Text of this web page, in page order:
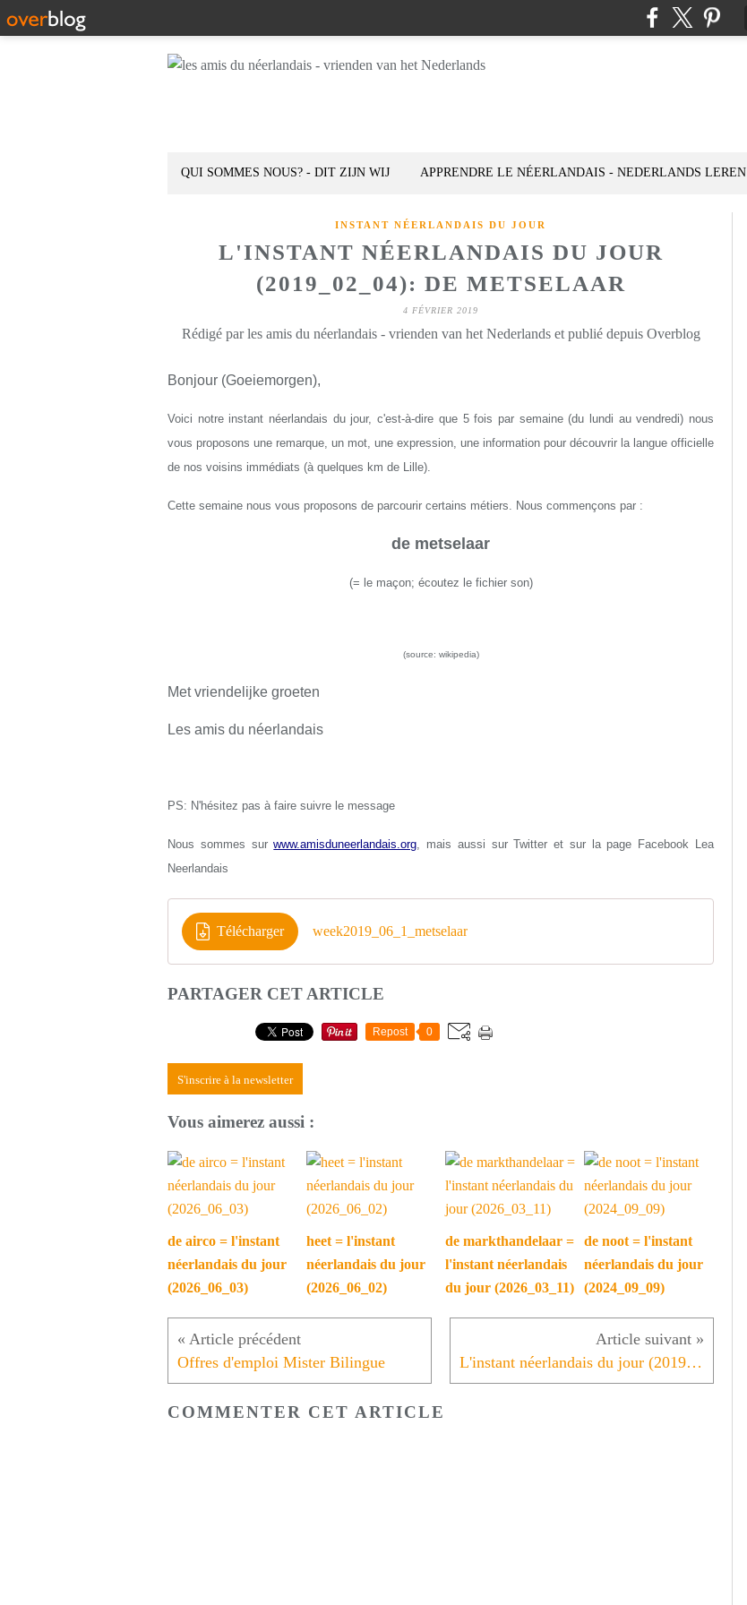
QUI SOMMES NOUS? - DIT ZIJN WIJ APPRENDRE LE NÉERLANDAIS - NEDERLANDS LEREN
INSTANT NÉERLANDAIS DU JOUR
L'INSTANT NÉERLANDAIS DU JOUR
(2019_02_04): DE METSELAAR
4 FÉVRIER 2019
Rédigé par les amis du néerlandais - vrienden van het Nederlands et publié depuis Overblog
Bonjour (Goeiemorgen),
Voici notre instant néerlandais du jour, c'est-à-dire que 5 fois par semaine (du lundi au vendredi) nous
vous proposons une remarque, un mot, une expression, une information pour découvrir la langue officielle
de nos voisins immédiats (à quelques km de Lille).
Cette semaine nous vous proposons de parcourir certains métiers. Nous commençons par :
de metselaar
(= le maçon; écoutez le fichier son)
(source: wikipedia)
Met vriendelijke groeten
Les amis du néerlandais
PS: N'hésitez pas à faire suivre le message
Nous sommes surwww.amisduneerlandais.org, mais aussi sur Twitter et sur la page Facebook Lea
Neerlandais
Télécharger week2019_06_1_metselaar
PARTAGER CET ARTICLE
Repost 0
S'inscrire à la newsletter
Vous aimerez aussi :
de airco = l'instant
néerlandais du jour
(2026_06_03)
heet = l'instant
néerlandais du jour
(2026_06_02)
de markthandelaar =
l'instant néerlandais
du jour (2026_03_11)
de noot = l'instant
néerlandais du jour
(2024_09_09)
Offres d'emploi Mister Bilingue L'instant néerlandais du jour (2019_02_05): de landbouwer
COMMENTER CET ARTICLE